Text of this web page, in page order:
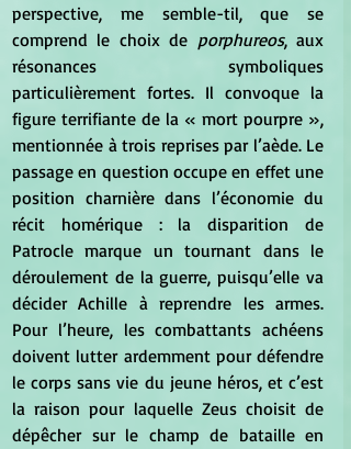
perspective, me semble-til, que se
comprend le choix de porphureos, aux
résonances symboliques
particulièrement fortes. Il convoque la
figure terrifiante de la « mort pourpre »,
mentionnée à trois reprises par l’aède. Le
passage en question occupe en effet une
position charnière dans l’économie du
récit homérique : la disparition de
Patrocle marque un tournant dans le
déroulement de la guerre, puisqu’elle va
décider Achille à reprendre les armes.
Pour l’heure, les combattants achéens
doivent lutter ardemment pour défendre
le corps sans vie du jeune héros, et c’est
la raison pour laquelle Zeus choisit de
dépêcher sur le champ de bataille en